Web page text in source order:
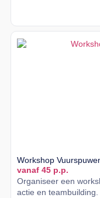
Workshop
vanaf 45 p.p.
Organiseer een
actie en